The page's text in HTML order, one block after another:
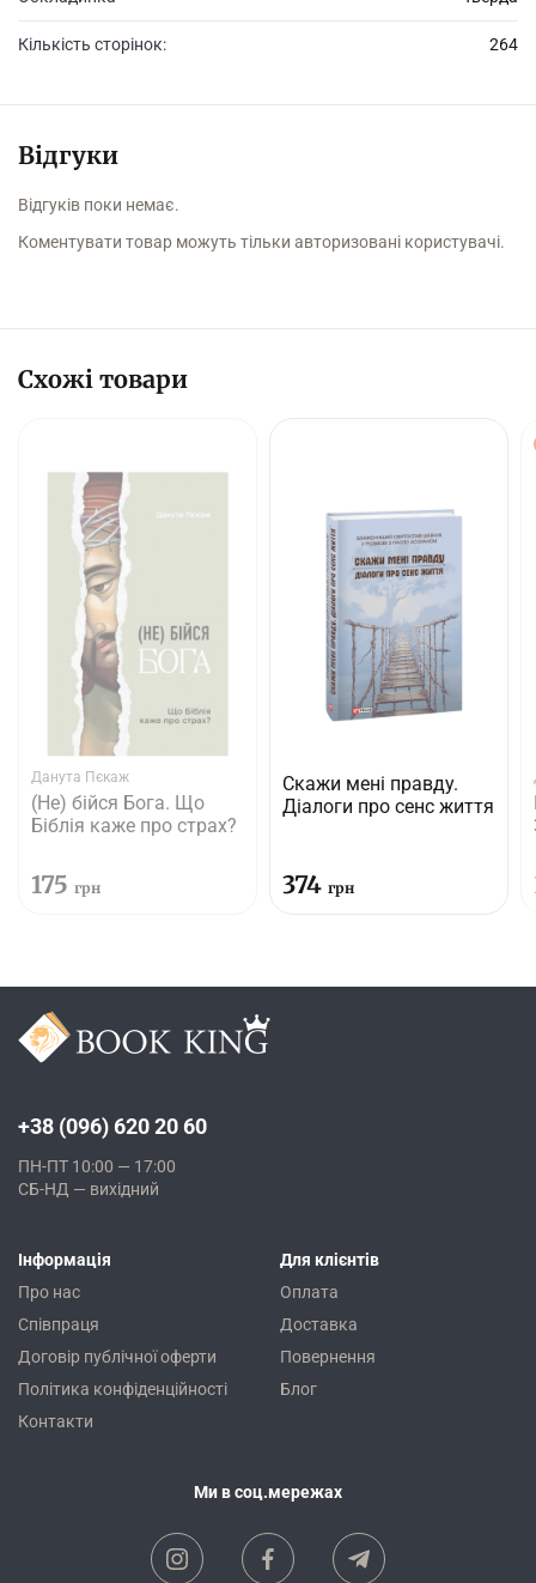
Кількість сторінок: 264
Відгуки
Відгуків поки немає.
Коментувати товар можуть тільки авторизовані користувачі.
Схожі товари
Данута Пєкаж
(Не) бійся Бога. Що
Біблія каже про страх?
175 грн
Скажи мені правду.
Діалоги про сенс життя
374 грн
+38 (096) 620 20 60
ПН-ПТ 10:00 — 17:00
СБ-НД — вихідний
Інформація
Про нас
Співпраця
Договір публічної оферти
Політика конфіденційності
Контакти
Для клієнтів
Оплата
Доставка
Повернення
Блог
Ми в соц.мережах